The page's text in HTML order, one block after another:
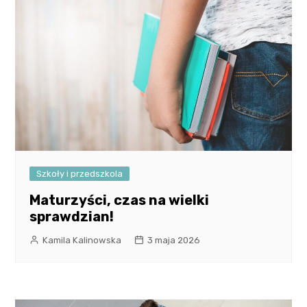
Szkoły i przedszkola
Maturzyści, czas na wielki
sprawdzian!
Kamila Kalinowska 3 maja 2026